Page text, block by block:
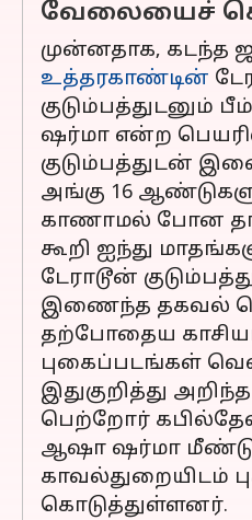
வேலையைச்
முன்னதாக, கடந்த
உத்தரகாண்டின்
குடும்பத்துடனும்
ஷர்மா என்ற
குடும்பத்துடன்
அங்கு 16
காணாமல் போன
கூறி ஐந்து
டேராடூன்
இணைந்த தகவல்
தற்போதைய
புகைப்படங்கள்
இதுகுறித்து
பெற்றோர்
ஆஷா ஷர்மா
காவல்துறையிடம்
கொடுத்துள்ளனர்.